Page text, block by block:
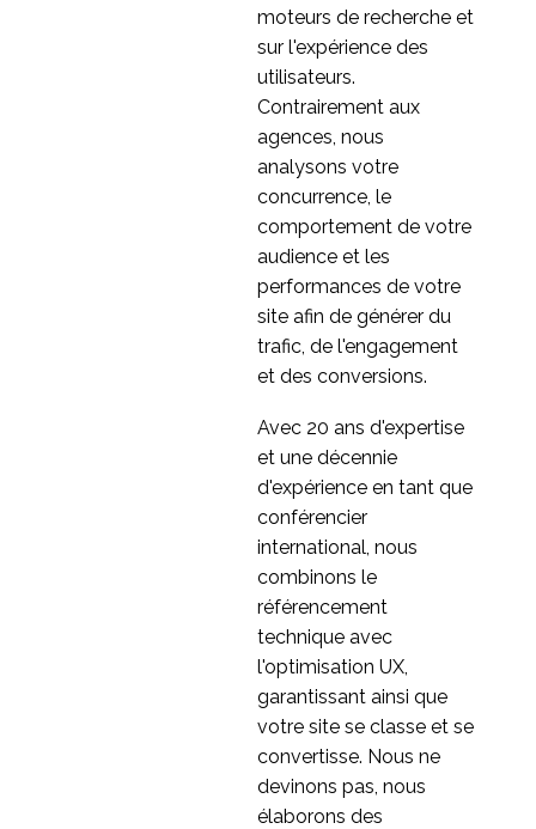
moteurs de recherche et
sur l'expérience des
utilisateurs.
Contrairement aux
agences, nous
analysons votre
concurrence, le
comportement de votre
audience et les
performances de votre
site afin de générer du
trafic, de l'engagement
et des conversions.
Avec 20 ans d'expertise
et une décennie
d'expérience en tant que
conférencier
international, nous
combinons le
référencement
technique avec
l'optimisation UX,
garantissant ainsi que
votre site se classe et se
convertisse. Nous ne
devinons pas, nous
élaborons des